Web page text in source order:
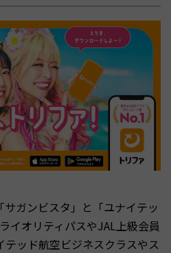
ガンビスタ」と「ユナイテッ
イオリティパスやJAL上級会員
ッド航空ビジネスクラスやス